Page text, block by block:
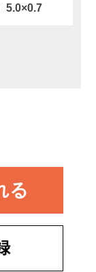
5.0×0.7